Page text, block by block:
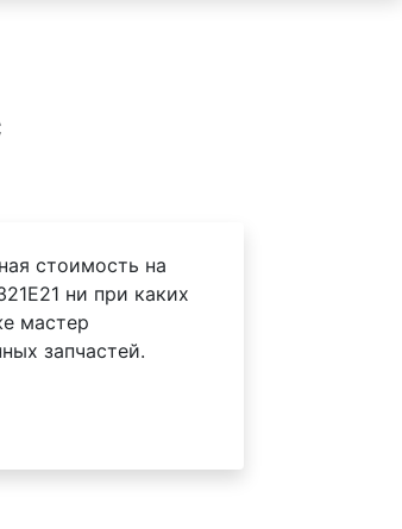
стоимость на
ни при каких
мастер
запчастей.